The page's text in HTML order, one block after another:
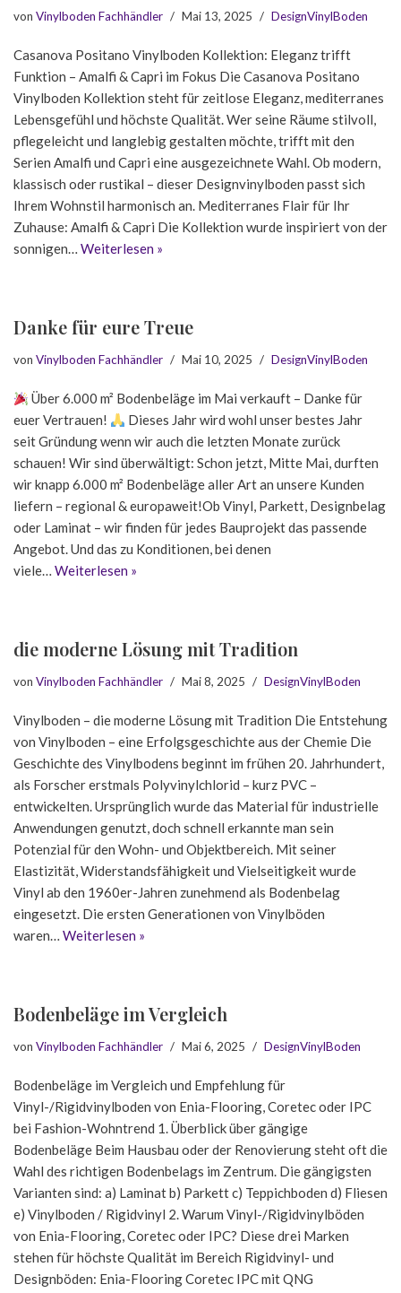
von Vinylboden Fachhändler Mai 13, 2025 DesignVinylBoden
Casanova Positano Vinylboden Kollektion: Eleganz trifft
Funktion – Amalfi & Capri im Fokus Die Casanova Positano
Vinylboden Kollektion steht für zeitlose Eleganz, mediterranes
Lebensgefühl und höchste Qualität. Wer seine Räume stilvoll,
pflegeleicht und langlebig gestalten möchte, trifft mit den
Serien Amalfi und Capri eine ausgezeichnete Wahl. Ob modern,
klassisch oder rustikal – dieser Designvinylboden passt sich
Ihrem Wohnstil harmonisch an. Mediterranes Flair für Ihr
Zuhause: Amalfi & Capri Die Kollektion wurde inspiriert von der
sonnigen… Weiterlesen »
Danke für eure Treue
von Vinylboden Fachhändler Mai 10, 2025 DesignVinylBoden
Über 6.000 m² Bodenbeläge im Mai verkauft – Danke für
euer Vertrauen!
Dieses Jahr wird wohl unser bestes Jahr
seit Gründung wenn wir auch die letzten Monate zurück
schauen! Wir sind überwältigt: Schon jetzt, Mitte Mai, durften
wir knapp 6.000 m² Bodenbeläge aller Art an unsere Kunden
liefern – regional & europaweit!Ob Vinyl, Parkett, Designbelag
oder Laminat – wir finden für jedes Bauprojekt das passende
Angebot. Und das zu Konditionen, bei denen
viele… Weiterlesen »
die moderne Lösung mit Tradition
von Vinylboden Fachhändler Mai 8, 2025 DesignVinylBoden
Vinylboden – die moderne Lösung mit Tradition Die Entstehung
von Vinylboden – eine Erfolgsgeschichte aus der Chemie Die
Geschichte des Vinylbodens beginnt im frühen 20. Jahrhundert,
als Forscher erstmals Polyvinylchlorid – kurz PVC –
entwickelten. Ursprünglich wurde das Material für industrielle
Anwendungen genutzt, doch schnell erkannte man sein
Potenzial für den Wohn- und Objektbereich. Mit seiner
Elastizität, Widerstandsfähigkeit und Vielseitigkeit wurde
Vinyl ab den 1960er-Jahren zunehmend als Bodenbelag
eingesetzt. Die ersten Generationen von Vinylböden
waren… Weiterlesen »
Bodenbeläge im Vergleich
von Vinylboden Fachhändler Mai 6, 2025 DesignVinylBoden
Bodenbeläge im Vergleich und Empfehlung für
Vinyl-/Rigidvinylboden von Enia-Flooring, Coretec oder IPC
bei Fashion-Wohntrend 1. Überblick über gängige
Bodenbeläge Beim Hausbau oder der Renovierung steht oft die
Wahl des richtigen Bodenbelags im Zentrum. Die gängigsten
Varianten sind: a) Laminat b) Parkett c) Teppichboden d) Fliesen
e) Vinylboden / Rigidvinyl 2. Warum Vinyl-/Rigidvinylböden
von Enia-Flooring, Coretec oder IPC? Diese drei Marken
stehen für höchste Qualität im Bereich Rigidvinyl- und
Designböden: Enia-Flooring Coretec IPC mit QNG